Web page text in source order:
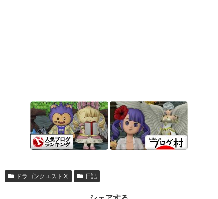
ドラゴンクエストⅩ 日記